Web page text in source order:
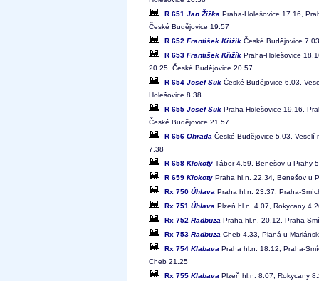
R 651 Jan Žižka Praha-Holešovice 17.16,
České Budějovice 19.57
R 652 František Křižík České Budějovice
R 653 František Křižík Praha-Holešovice
20.25, České Budějovice 20.57
R 654 Josef Suk České Budějovice 6.03,
Holešovice 8.38
R 655 Josef Suk Praha-Holešovice 19.16,
České Budějovice 21.57
R 656 Ohrada České Budějovice 5.03, Veselí
7.38
R 658 Klokoty Tábor 4.59, Benešov u Prahy
R 659 Klokoty Praha hl.n. 22.34, Benešov u
Rx 750 Úhlava Praha hl.n. 23.37, Praha-
Rx 751 Úhlava Plzeň hl.n. 4.07, Rokycany
Rx 752 Radbuza Praha hl.n. 20.12, Praha-
Rx 753 Radbuza Cheb 4.33, Planá u
Rx 754 Klabava Praha hl.n. 18.12, Praha-
Cheb 21.25
Rx 755 Klabava Plzeň hl.n. 8.07, Rokycany